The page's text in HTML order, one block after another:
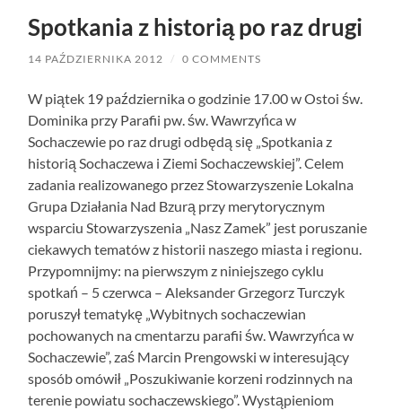
Spotkania z historią po raz drugi
14 PAŹDZIERNIKA 2012 / 0 COMMENTS
W piątek 19 października o godzinie 17.00 w Ostoi św.
Dominika przy Parafii pw. św. Wawrzyńca w
Sochaczewie po raz drugi odbędą się „Spotkania z
historią Sochaczewa i Ziemi Sochaczewskiej”. Celem
zadania realizowanego przez Stowarzyszenie Lokalna
Grupa Działania Nad Bzurą przy merytorycznym
wsparciu Stowarzyszenia „Nasz Zamek” jest poruszanie
ciekawych tematów z historii naszego miasta i regionu.
Przypomnijmy: na pierwszym z niniejszego cyklu
spotkań – 5 czerwca – Aleksander Grzegorz Turczyk
poruszył tematykę „Wybitnych sochaczewian
pochowanych na cmentarzu parafii św. Wawrzyńca w
Sochaczewie”, zaś Marcin Prengowski w interesujący
sposób omówił „Poszukiwanie korzeni rodzinnych na
terenie powiatu sochaczewskiego”. Wystąpieniom